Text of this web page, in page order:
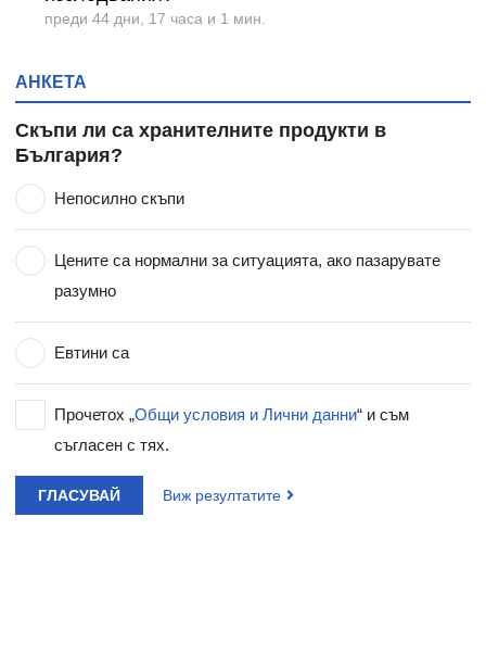
преди 44 дни, 17 часа и 1 мин.
АНКЕТА
Скъпи ли са хранителните продукти в
България?
Непосилно скъпи
Цените са нормални за ситуацията, ако пазарувате
разумно
Евтини са
Прочетох „Общи условия и Лични данни“ и съм
съгласен с тях.
ГЛАСУВАЙ Виж резултатите